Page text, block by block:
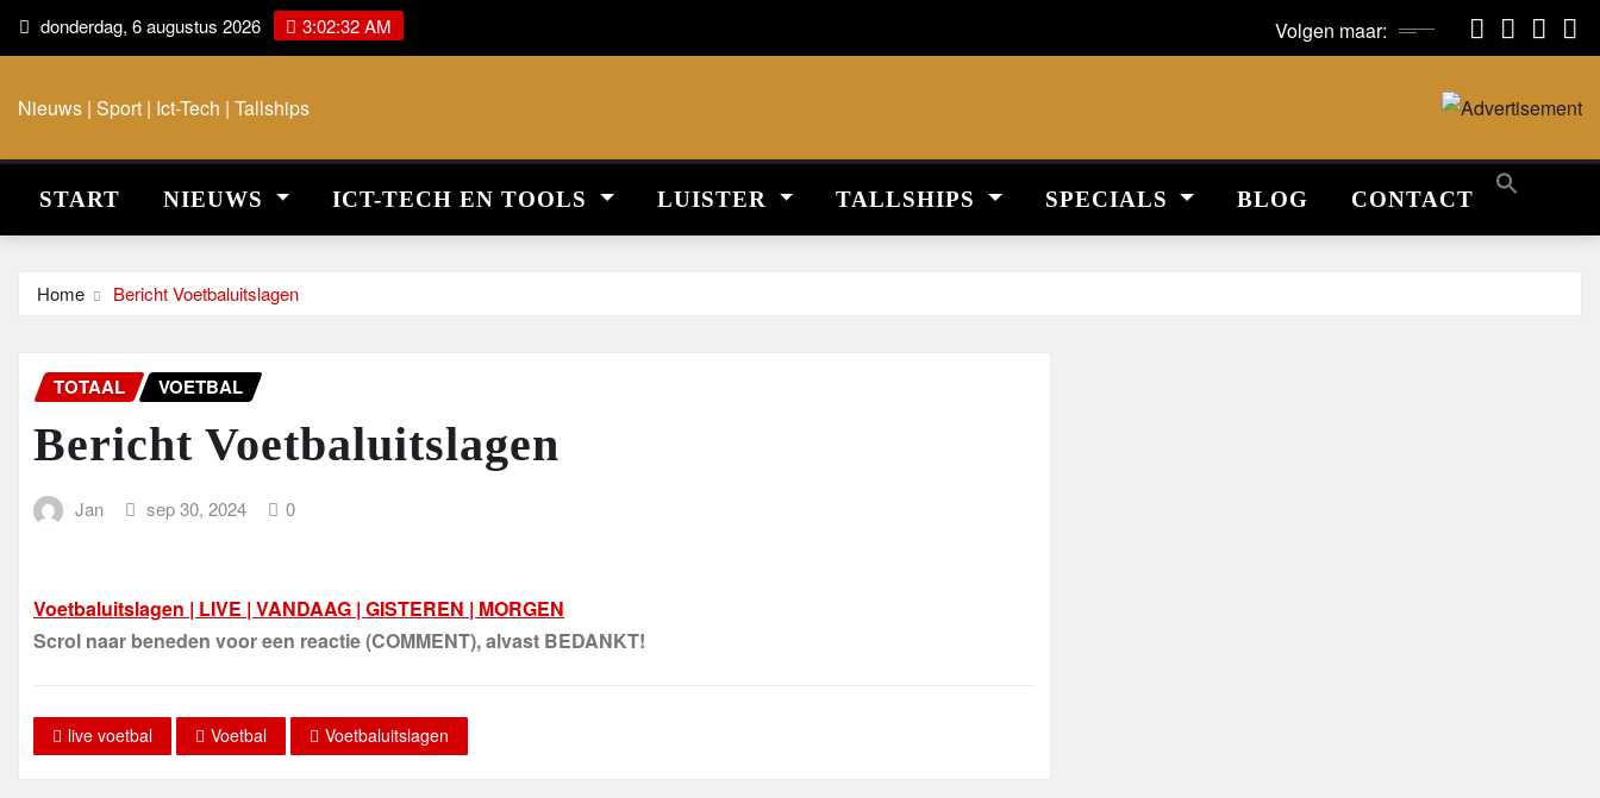
Ga
inhoud
donderdag, 6 augustus 2026 3:02:32 AM Volgen maar:
Nieuws | Sport | Ict-Tech | Tallships
START NIEUWS ICT-TECH EN TOOLS LUISTER TALLSHIPS SPECIALS BLOG CONTACT
Home Bericht Voetbaluitslagen
TOTAAL VOETBAL
Bericht Voetbaluitslagen
Jan sep 30, 2024 0
Voetbaluitslagen | LIVE | VANDAAG | GISTEREN | MORGEN
Scrol naar beneden voor een reactie (COMMENT), alvast BEDANKT!
live voetbal Voetbal Voetbaluitslagen